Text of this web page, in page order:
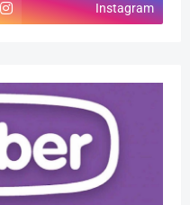
Instagram